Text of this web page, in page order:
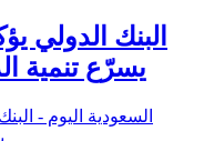
البنك الدولي
يسرّع تنمية